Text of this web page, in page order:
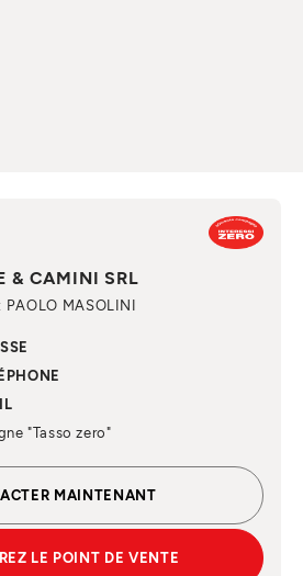
& CAMINI SRL
: PAOLO MASOLINI
"Tasso zero"
MAINTENANT
LE POINT DE VENTE